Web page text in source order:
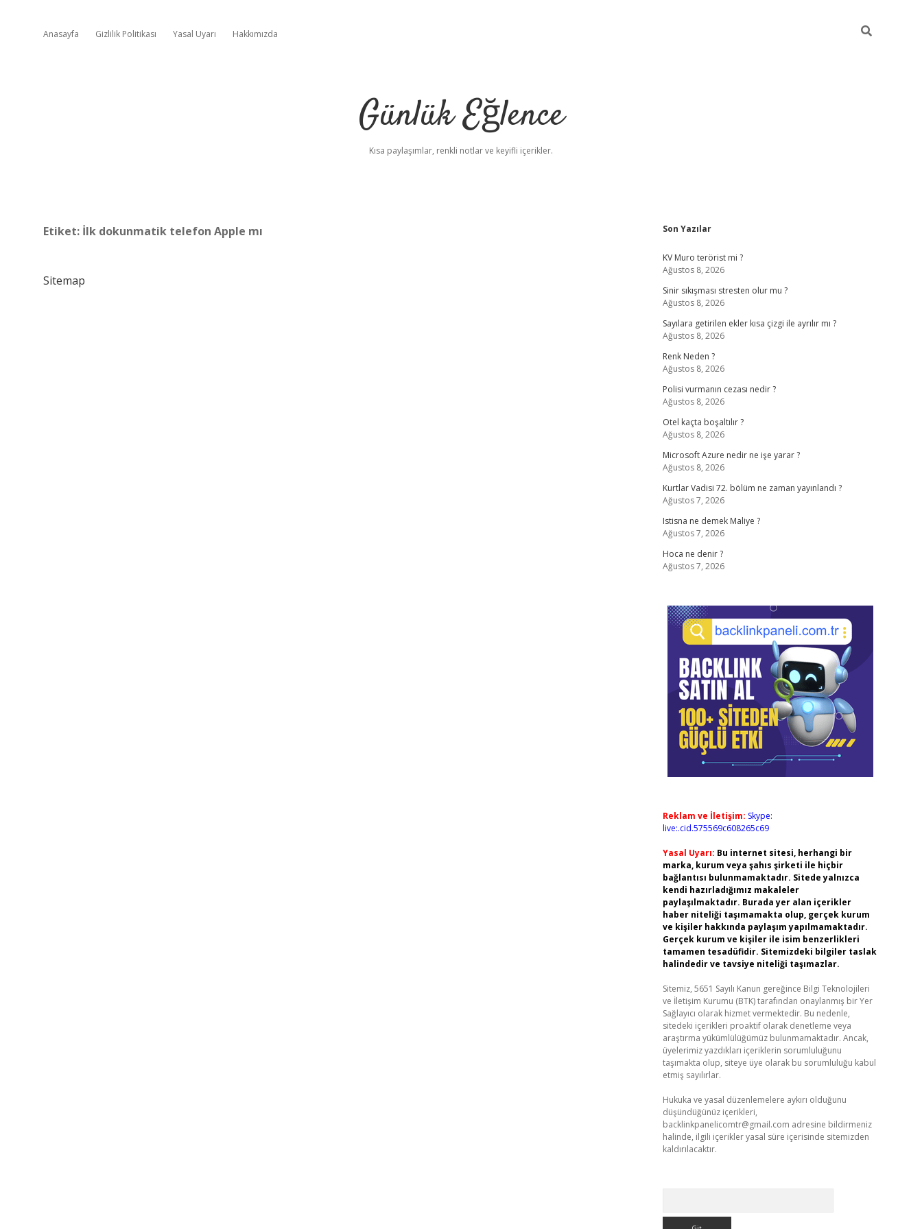
Anasayfa Gizlilik Politikası Yasal Uyarı Hakkımızda
Günlük Eğlence
Kısa paylaşımlar, renkli notlar ve keyifli içerikler.
Etiket: İlk dokunmatik telefon Apple mı
Sitemap
Sidebar
Son Yazılar
KV Muro terörist mi ?
Ağustos 8, 2026
Sinir sıkışması stresten olur mu ?
Ağustos 8, 2026
Sayılara getirilen ekler kısa çizgi ile ayrılır mı ?
Ağustos 8, 2026
Renk Neden ?
Ağustos 8, 2026
Polisi vurmanın cezası nedir ?
Ağustos 8, 2026
Otel kaçta boşaltılır ?
Ağustos 8, 2026
Microsoft Azure nedir ne işe yarar ?
Ağustos 8, 2026
Kurtlar Vadisi 72. bölüm ne zaman yayınlandı ?
Ağustos 7, 2026
Istisna ne demek Maliye ?
Ağustos 7, 2026
Hoca ne denir ?
Ağustos 7, 2026
Reklam ve İletişim: Skype:
live:.cid.575569c608265c69
Yasal Uyarı: Bu internet sitesi, herhangi bir
marka, kurum veya şahıs şirketi ile hiçbir
bağlantısı bulunmamaktadır. Sitede yalnızca
kendi hazırladığımız makaleler
paylaşılmaktadır. Burada yer alan içerikler
haber niteliği taşımamakta olup, gerçek kurum
ve kişiler hakkında paylaşım yapılmamaktadır.
Gerçek kurum ve kişiler ile isim benzerlikleri
tamamen tesadüfidir. Sitemizdeki bilgiler taslak
halindedir ve tavsiye niteliği taşımazlar.
Sitemiz, 5651 Sayılı Kanun gereğince Bilgi Teknolojileri
ve İletişim Kurumu (BTK) tarafından onaylanmış bir Yer
Sağlayıcı olarak hizmet vermektedir. Bu nedenle,
sitedeki içerikleri proaktif olarak denetleme veya
araştırma yükümlülüğümüz bulunmamaktadır. Ancak,
üyelerimiz yazdıkları içeriklerin sorumluluğunu
taşımakta olup, siteye üye olarak bu sorumluluğu kabul
etmiş sayılırlar.
Hukuka ve yasal düzenlemelere aykırı olduğunu
düşündüğünüz içerikleri,
backlinkpanelicomtr@gmail.com adresine bildirmeniz
halinde, ilgili içerikler yasal süre içerisinde sitemizden
kaldırılacaktır.
tambet girişbonus veren bahis siteleri